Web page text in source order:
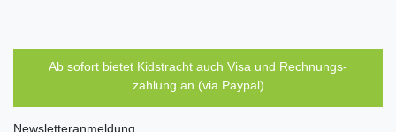
Ab sofort bietet Kidstracht auch Visa und Rechnungs-
zahlung an (via Paypal)
Newsletteranmeldung